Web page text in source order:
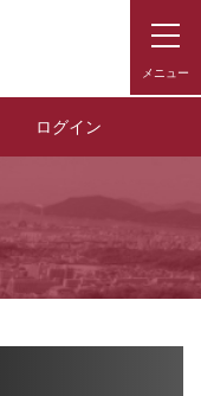
ログイン